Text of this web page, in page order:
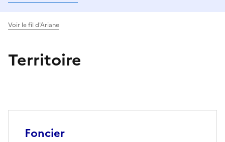
Voir le fil d'Ariane
Territoire
Foncier